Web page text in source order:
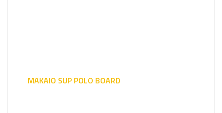
MAKAIO SUP POLO BOARD